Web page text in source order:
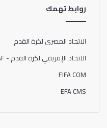
روابط تهمك
الاتحاد المصرى لكرة القدم
الاتحاد الإفريقي لكرة القدم - CAF
FIFA COM
EFA CMS